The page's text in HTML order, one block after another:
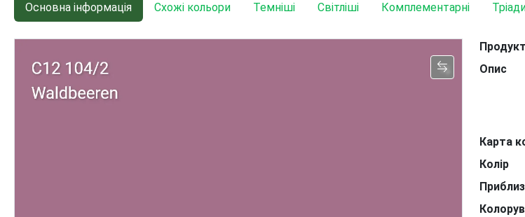
Основна інформація Схожі кольори Темніші Світліші Комплементарні
Продукт
Опис
Карта
Колір